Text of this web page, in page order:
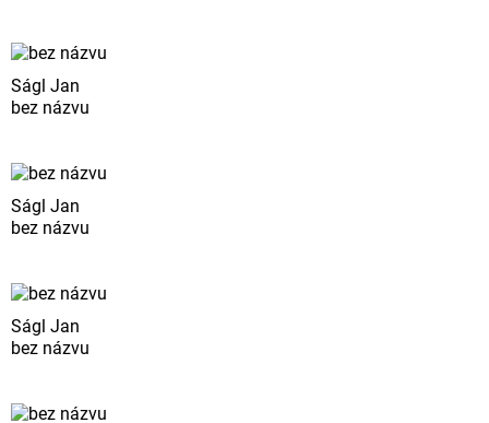
Ságl Jan
bez názvu
Ságl Jan
bez názvu
Ságl Jan
bez názvu